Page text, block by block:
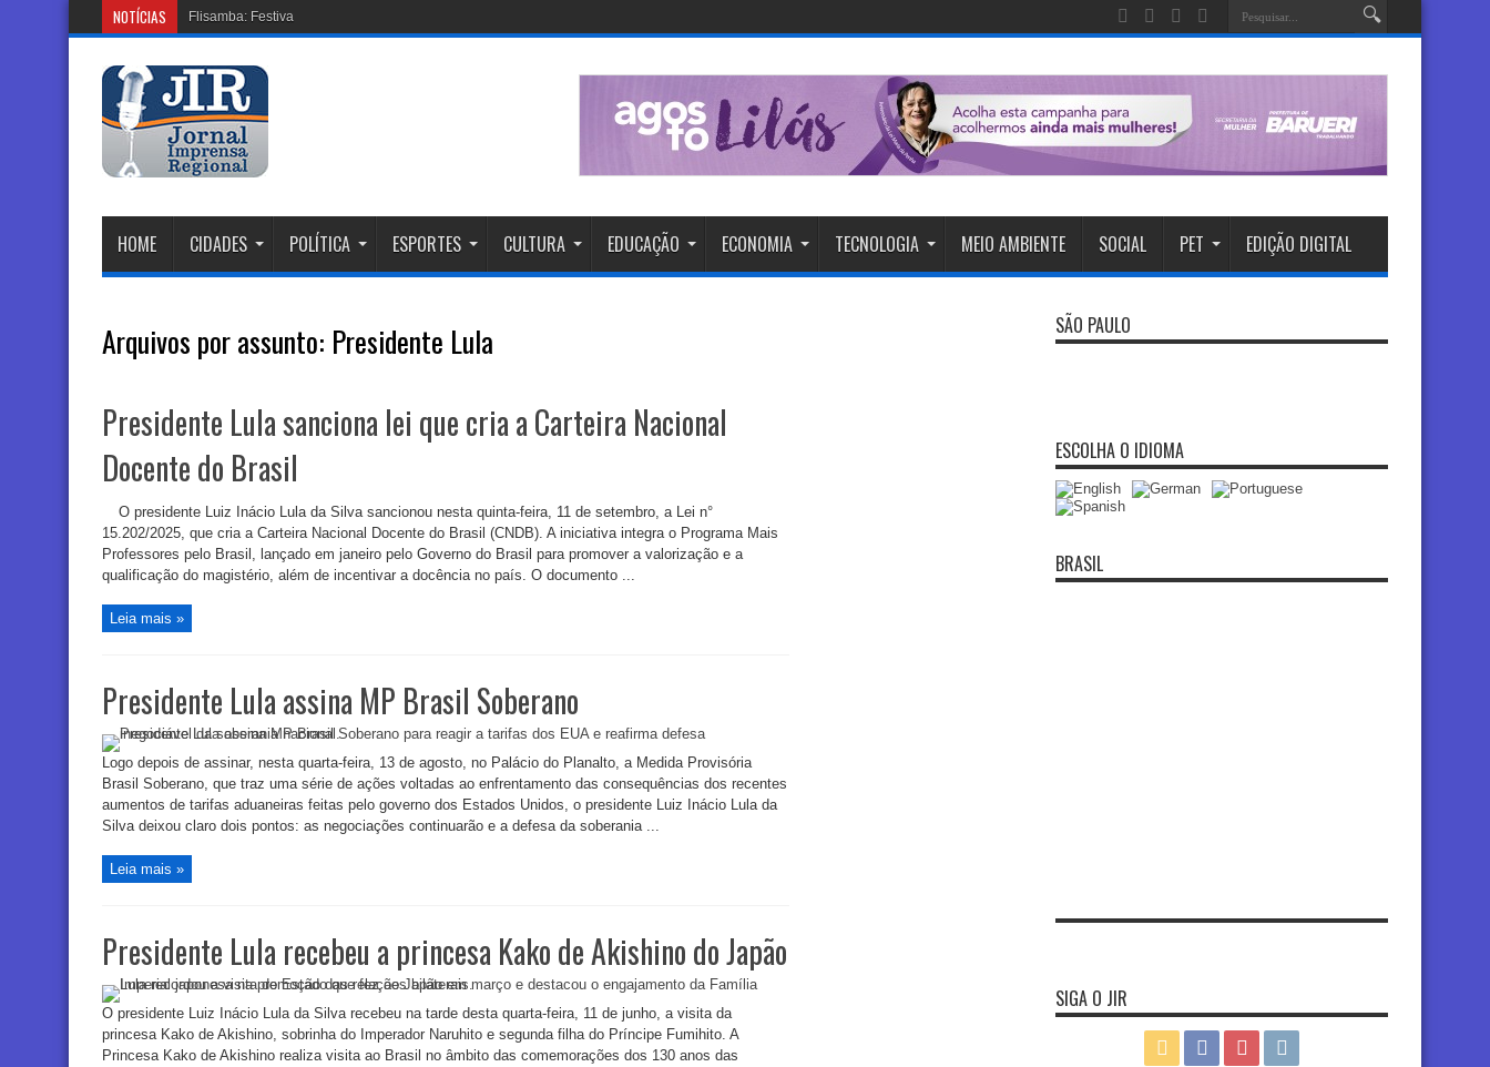
NOTÍCIAS Flisamba: Festival de Samba e Resistênc
HOME CIDADES POLÍTICA ESPORTES CULTURA EDUCAÇÃO ECONOMIA TECNOLOGIA MEIO AMBIENTE SOCIAL PET EDIÇÃO DIGITAL
Arquivos por assunto: Presidente Lula
Presidente Lula sanciona lei que cria a Carteira Nacional
Docente do Brasil
O presidente Luiz Inácio Lula da Silva sancionou nesta quinta-feira, 11 de setembro, a Lei n°
15.202/2025, que cria a Carteira Nacional Docente do Brasil (CNDB). A iniciativa integra o Programa Mais
Professores pelo Brasil, lançado em janeiro pelo Governo do Brasil para promover a valorização e a
qualificação do magistério, além de incentivar a docência no país. O documento ...
Leia mais »
Presidente Lula assina MP Brasil Soberano
Logo depois de assinar, nesta quarta-feira, 13 de agosto, no Palácio do Planalto, a Medida Provisória
Brasil Soberano, que traz uma série de ações voltadas ao enfrentamento das consequências dos recentes
aumentos de tarifas aduaneiras feitas pelo governo dos Estados Unidos, o presidente Luiz Inácio Lula da
Silva deixou claro dois pontos: as negociações continuarão e a defesa da soberania ...
Leia mais »
Presidente Lula recebeu a princesa Kako de Akishino do Japão
O presidente Luiz Inácio Lula da Silva recebeu na tarde desta quarta-feira, 11 de junho, a visita da
princesa Kako de Akishino, sobrinha do Imperador Naruhito e segunda filha do Príncipe Fumihito. A
Princesa Kako de Akishino realiza visita ao Brasil no âmbito das comemorações dos 130 anos das
SÃO PAULO
ESCOLHA O IDIOMA
BRASIL
SIGA O JIR